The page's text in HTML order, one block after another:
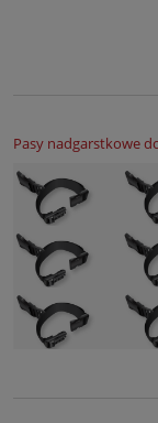
Pasy nadgarstkowe